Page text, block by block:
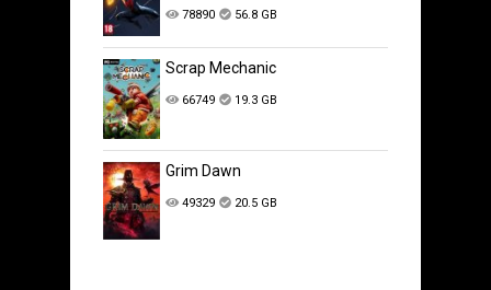
78890 56.8 GB
Scrap Mechanic
66749 19.3 GB
Grim Dawn
49329 20.5 GB